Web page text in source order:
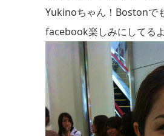
Yukinoちゃん！Bostonで
facebook楽しみにしてる